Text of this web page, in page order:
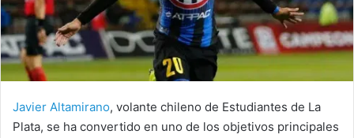
Javier Altamirano, volante chileno de Estudiantes de La
Plata, se ha convertido en uno de los objetivos principales